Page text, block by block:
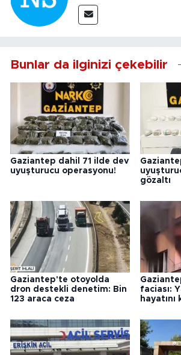
Bunlar da ilginizi çekebilir
Gaziantep dahil 71 ilde dev
uyuşturucu operasyonu!
gözaltı
Gaziantep'te otoyolda
dron destekli denetim: Bin
123 araca ceza
faciası: